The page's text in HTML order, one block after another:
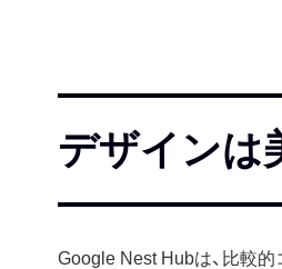
デザインは
Google Nest Hubは、比較